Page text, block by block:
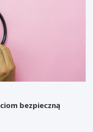
bezpieczną